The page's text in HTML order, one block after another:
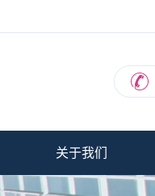
关于我们